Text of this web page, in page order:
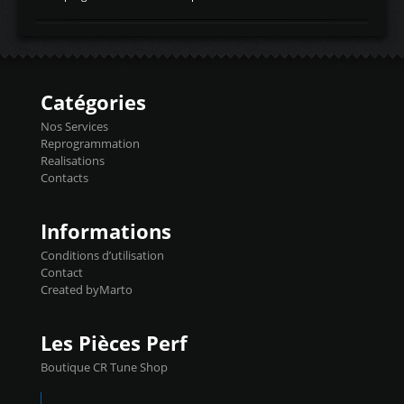
d'admissiontemp ex. pour atmo -30- 80°C
temperaturetemperature ldr moteurtemp
Injecteurs + Flashpro 1370€ TTC Le
précise et performante. Vous pourrez
basculer de la carto sans plomb à Ethanol à
l'aide du flashpro OPTION ECONOMIQUES
Reprog SP 98 sur le calculateur d'origine
450€ TTC Un gain d'environ 10cv et 15nm
Catégories
Nos Services
Reprogrammation
Realisations
Contacts
Informations
Conditions d’utilisation
Contact
Created byMarto
Les Pièces Perf
Boutique CR Tune Shop